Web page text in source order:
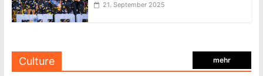
21. September 2025
Culture mehr